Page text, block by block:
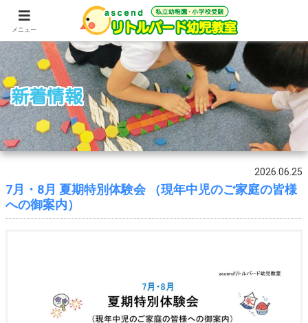
新着情報
2026.06.25
7月・8月 夏期特別体験会 （現年中児のご家庭の皆様
への御案内）
メニュー